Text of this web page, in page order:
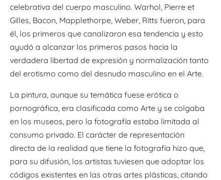
celebrativa del cuerpo masculino. Warhol, Pierre et
Gilles, Bacon, Mapplethorpe, Weber, Ritts fueron, para
él, los primeros que canalizaron esa tendencia y esto
ayudó a alcanzar los primeros pasos hacia la
verdadera libertad de expresión y normalización tanto
del erotismo como del desnudo masculino en el Arte.
La pintura, aunque su temática fuese erótica o
pornográfica, era clasificada como Arte y se colgaba
en los museos, pero la fotografía estaba limitada al
consumo privado. El carácter de representación
directa de la realidad que tiene la fotografía hizo que,
para su difusión, los artistas tuviesen que adoptar los
códigos existentes en las otras artes plásticas, citando